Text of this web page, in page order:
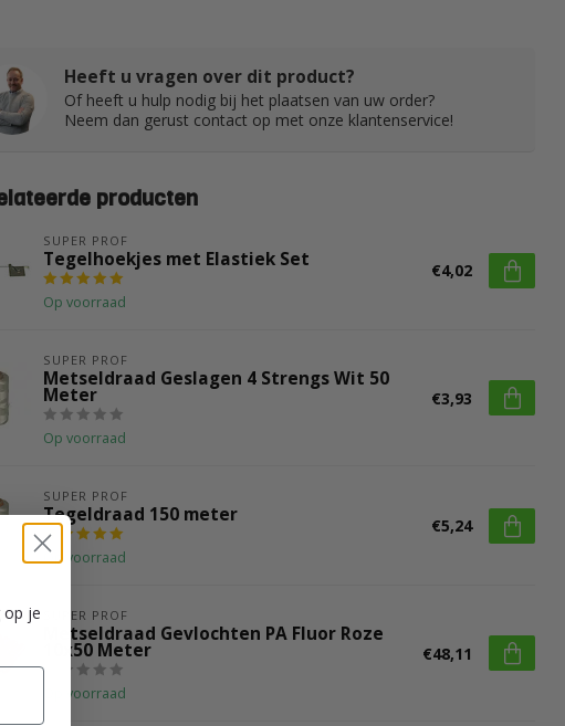
Heeft u vragen over dit product?
Of heeft u hulp nodig bij het plaatsen van uw order?
Neem dan gerust contact op met onze klantenservice!
producten
SUPER PROF
Tegelhoekjes met Elastiek Set
Op voorraad
€4,02
SUPER PROF
Metseldraad Geslagen 4 Strengs Wit 50
Meter
Op voorraad
€3,93
SUPER PROF
Tegeldraad 150 meter
Op voorraad
€5,24
SUPER PROF
Metseldraad Gevlochten PA Fluor Roze
10x50 Meter
Op voorraad
€48,11
op je